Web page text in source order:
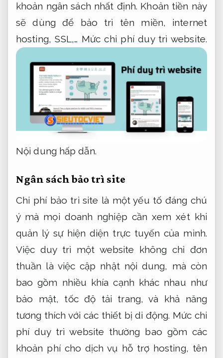
khoản ngân sách nhất định. Khoản tiền này
sẽ dùng để bảo trì tên miền, internet
hosting, SSL,… Mức chi phí duy trì website.
Nội dung hấp dẫn.
Ngân sách bảo trì site
Chi phí bảo trì site là một yếu tố đáng chú
ý mà mọi doanh nghiệp cần xem xét khi
quản lý sự hiện diện trực tuyến của mình.
Việc duy trì một website không chỉ đơn
thuần là việc cập nhật nội dung, mà còn
bao gồm nhiều khía cạnh khác nhau như
bảo mật, tốc độ tải trang, và khả năng
tương thích với các thiết bị di động. Mức chi
phí duy trì website thường bao gồm các
khoản phí cho dịch vụ hỗ trợ hosting, tên